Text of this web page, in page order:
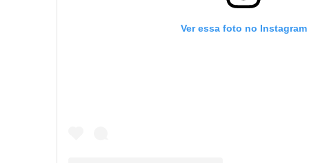
Ver essa foto no Instagram